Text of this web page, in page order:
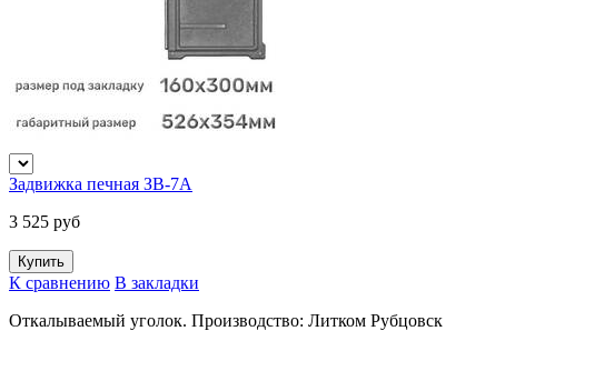
Задвижка печная ЗВ-7А
3 525 руб
К сравнению В закладки
Откалываемый уголок. Производство: Литком Рубцовск